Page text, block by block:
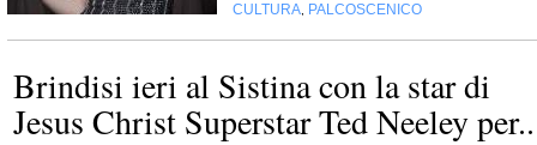
CULTURA PALCOSCENICO
Brindisi ieri al Sistina con la star di
Jesus Christ Superstar Ted Neeley